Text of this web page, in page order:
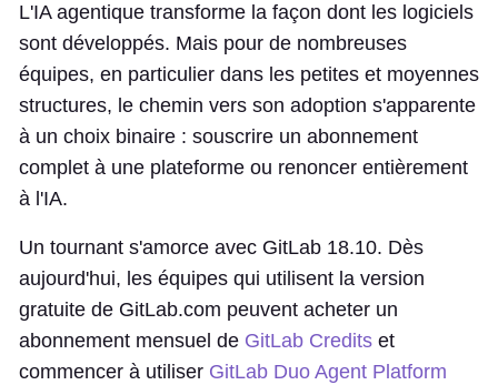
L'IA agentique transforme la façon dont les logiciels
sont développés. Mais pour de nombreuses
équipes, en particulier dans les petites et moyennes
structures, le chemin vers son adoption s'apparente
à un choix binaire : souscrire un abonnement
complet à une plateforme ou renoncer entièrement
à l'IA.
Un tournant s'amorce avec GitLab 18.10. Dès
aujourd'hui, les équipes qui utilisent la version
gratuite de GitLab.com peuvent acheter un
abonnement mensuel de GitLab Credits et
commencer à utiliser GitLab Duo Agent Platform